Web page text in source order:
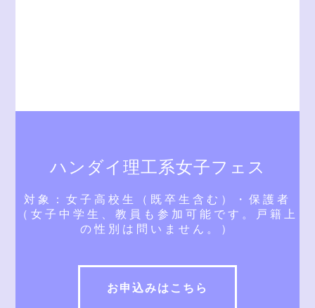
ハンダイ理工系女子フェス
対象：女子高校生（既卒生含む）・保護者
（女子中学生、教員も参加可能です。戸籍上
の性別は問いません。）
お申込みはこちら